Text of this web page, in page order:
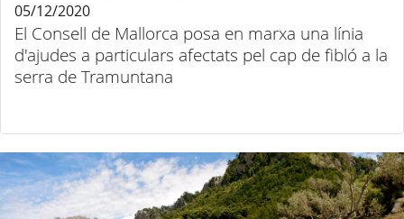
El Consell de Mallorca posa en marxa una línia
d'ajudes a particulars afectats pel cap de fibló a la
serra de Tramuntana
05/12/2020